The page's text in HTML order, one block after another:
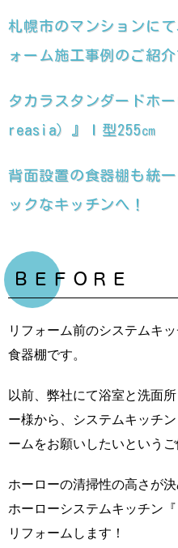
札幌市のマンションに
ォーム施工事例のご紹
タカラスタンダードホ
reasia）』Ｉ型255㎝
背面設置の食器棚も統
ックなキッチンへ！
ＢＥＦＯＲＥ
リフォーム前のシステムキ
食器棚です。
以前、弊社にて浴室と洗面
ー様から、システムキッチ
ームをお願いしたいという
ホーローの清掃性の高さが
ホーローシステムキッチン
リフォームします！